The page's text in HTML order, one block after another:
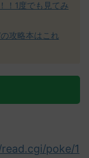
！1度でも見てみ
攻略本はこれ
poke/1